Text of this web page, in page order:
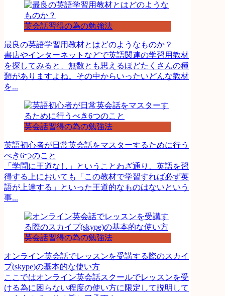
英会話習得の為の勉強法
最良の英語学習用教材とはどのようなものか？
書店やインターネットなどで英語関連の学習用教材
を探してみると、無数とも思えるほどたくさんの種
類がありますよね。その中からいったいどんな教材
を...
英会話習得の為の勉強法
英語初心者が日常英会話をマスターするために行う
べき6つのこと
「学問に王道なし」ということわざ通り、英語を習
得する上においても「この教材で学習すれば必ず英
語が上達する」といった王道的なものはないという
事...
英会話習得の為の勉強法
オンライン英会話でレッスンを受講する際のスカイ
プ(skype)の基本的な使い方
ここではオンライン英会話スクールでレッスンを受
ける為に困らない程度の使い方に限定して説明して